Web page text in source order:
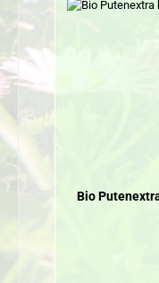
Bio